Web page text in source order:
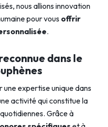
nous allions innovation
pour vous offrir
.
dans le
expertise unique dans
activité qui constitue la
Grâce à